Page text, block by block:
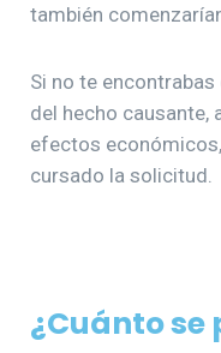
también
Si no te
del hecho causante,
efectos
cursado la solicitud.
¿Cuánto se